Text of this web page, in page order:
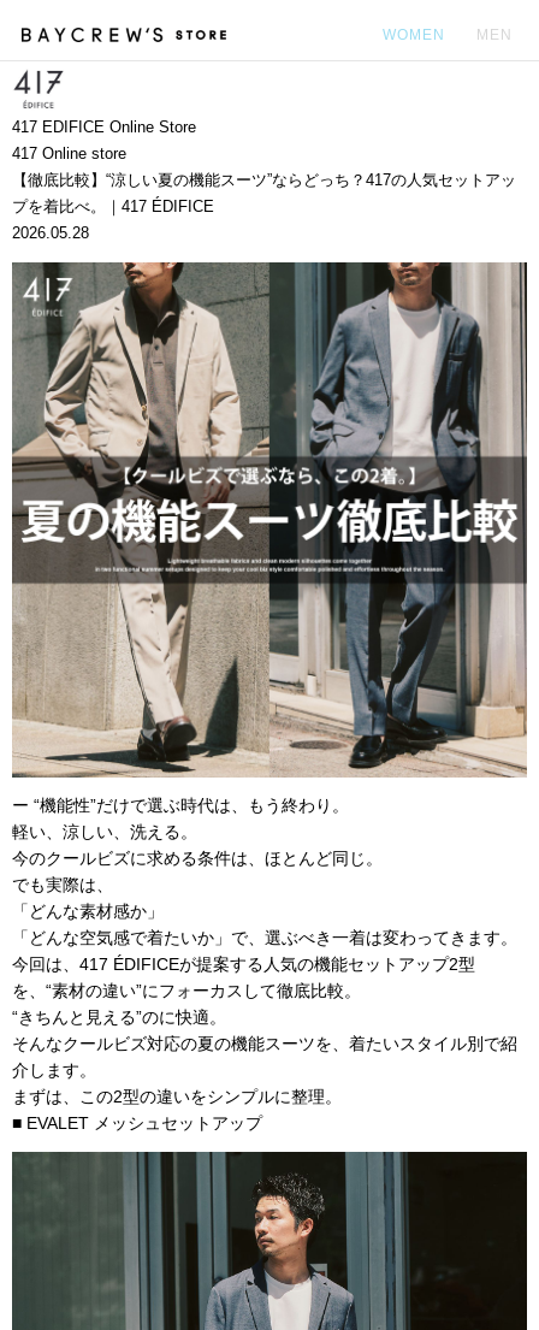
WOMEN MEN
417 EDIFICE Online Store
417 Online store
【徹底比較】“涼しい夏の機能スーツ”ならどっち？417の人気セットアッ
プを着比べ。｜417 ÉDIFICE
2026.05.28
ー “機能性”だけで選ぶ時代は、もう終わり。
軽い、涼しい、洗える。
今のクールビズに求める条件は、ほとんど同じ。
でも実際は、
「どんな素材感か」
「どんな空気感で着たいか」で、選ぶべき一着は変わってきます。
今回は、417 ÉDIFICEが提案する人気の機能セットアップ2型
を、“素材の違い”にフォーカスして徹底比較。
“きちんと見える”のに快適。
そんなクールビズ対応の夏の機能スーツを、着たいスタイル別で紹
介します。
まずは、この2型の違いをシンプルに整理。
■ EVALET メッシュセットアップ